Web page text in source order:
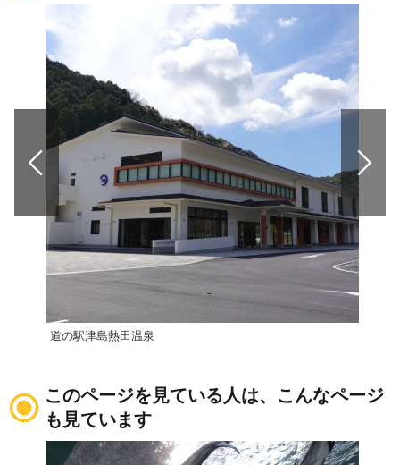
道の駅津島熱田温泉
このページを見ている人は、こんなページ
も見ています